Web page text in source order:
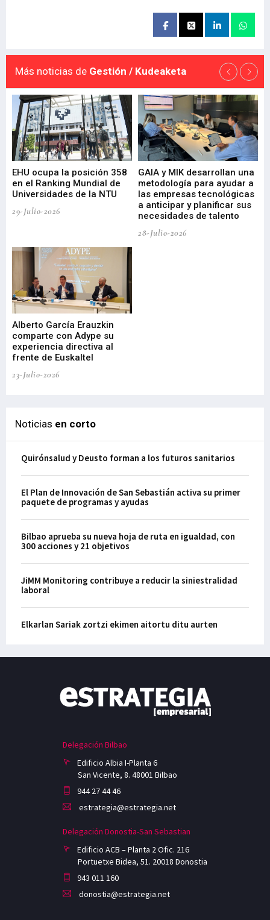
Más noticias de Gestión / Kudeaketa
EHU ocupa la posición 358
en el Ranking Mundial de
Universidades de la NTU
29-Julio-2026
GAIA y MIK desarrollan una
metodología para ayudar a
las empresas tecnológicas
a anticipar y planificar sus
necesidades de talento
28-Julio-2026
Alberto García Erauzkin
comparte con Adype su
experiencia directiva al
frente de Euskaltel
23-Julio-2026
Noticias en corto
Quirónsalud y Deusto forman a los futuros sanitarios
El Plan de Innovación de San Sebastián activa su primer
paquete de programas y ayudas
Bilbao aprueba su nueva hoja de ruta en igualdad, con
300 acciones y 21 objetivos
JiMM Monitoring contribuye a reducir la siniestralidad
laboral
Elkarlan Sariak zortzi ekimen aitortu ditu aurten
Delegación Bilbao
Edificio Albia I-Planta 6
San Vicente, 8. 48001 Bilbao
944 27 44 46
estrategia@estrategia.net
Delegación Donostia-San Sebastian
Edificio ACB – Planta 2 Ofic. 216
Portuetxe Bidea, 51. 20018 Donostia
943 011 160
donostia@estrategia.net